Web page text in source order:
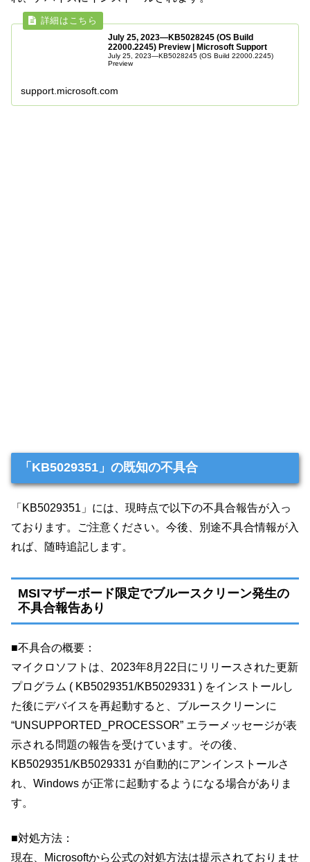
July 25, 2023—KB5028245 (OS Build
22000.2245) Preview | Microsoft Support
July 25, 2023—KB5028245 (OS Build 22000.2245)
Preview
support.microsoft.com
「KB5029351」の既知の不具合
「KB5029351」には、現時点で以下の不具合報告が入っ
ております。ご注意ください。今後、別途不具合情報が入
れば、随時追記します。
MSIマザーボード限定でブルースクリーン発生の
不具合報告あり
■不具合の概要：
マイクロソフトは、2023年8月22日にリリースされた更新
プログラム ( KB5029351/KB5029331 ) をインストールし
た後にデバイスを再起動すると、ブルースクリーンに
“UNSUPPORTED_PROCESSOR” エラーメッセージが表
示される問題の報告を受けています。その後、
KB5029351/KB5029331 が自動的にアンインストールさ
れ、Windows が正常に起動するようになる場合がありま
す。
■対処方法：
現在、Microsoftから公式の対処方法は提示されておりませ